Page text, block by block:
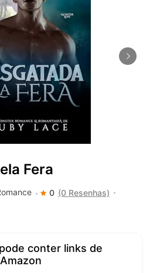
Fera
0 (0 Resenhas)
conter links de